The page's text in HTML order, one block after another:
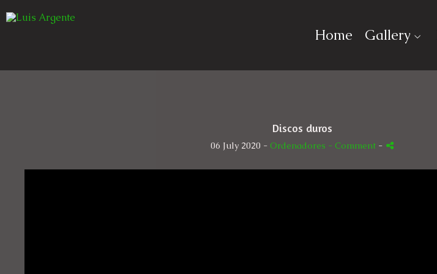
Home Gallery
Discos duros
06 July 2020 - Ordenadores - Comment -